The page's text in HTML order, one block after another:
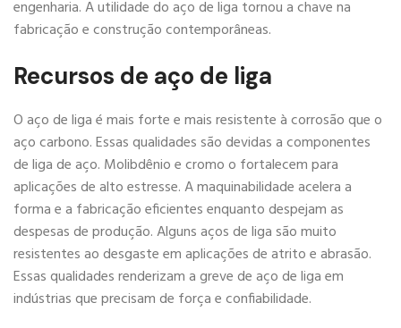
engenharia. A utilidade do aço de liga tornou a chave na
fabricação e construção contemporâneas.
Recursos de aço de liga
O aço de liga é mais forte e mais resistente à corrosão que o
aço carbono. Essas qualidades são devidas a componentes
de liga de aço. Molibdênio e cromo o fortalecem para
aplicações de alto estresse. A maquinabilidade acelera a
forma e a fabricação eficientes enquanto despejam as
despesas de produção. Alguns aços de liga são muito
resistentes ao desgaste em aplicações de atrito e abrasão.
Essas qualidades renderizam a greve de aço de liga em
indústrias que precisam de força e confiabilidade.